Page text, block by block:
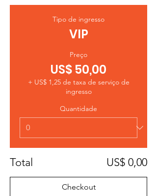
Tipo de ingresso
VIP
Preço
US$ 50,00
+ US$ 1,25 de taxa de serviço de
ingresso
Quantidade
Total US$ 0,00
Checkout